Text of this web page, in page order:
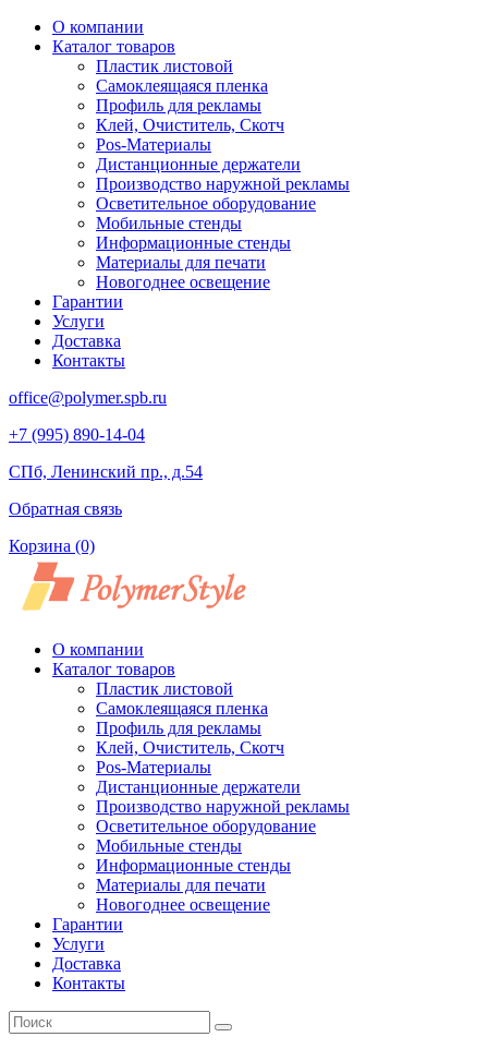
О компании
Каталог товаров
Пластик листовой
Самоклеящаяся пленка
Профиль для рекламы
Клей, Очиститель, Скотч
Pos-Материалы
Дистанционные держатели
Производство наружной рекламы
Осветительное оборудование
Мобильные стенды
Информационные стенды
Материалы для печати
Новогоднее освещение
Гарантии
Услуги
Доставка
Контакты
office@polymer.spb.ru
+7 (995) 890-14-04
СПб, Ленинский пр., д.54
Обратная связь
Корзина (0)
О компании
Каталог товаров
Пластик листовой
Самоклеящаяся пленка
Профиль для рекламы
Клей, Очиститель, Скотч
Pos-Материалы
Дистанционные держатели
Производство наружной рекламы
Осветительное оборудование
Мобильные стенды
Информационные стенды
Материалы для печати
Новогоднее освещение
Гарантии
Услуги
Доставка
Контакты